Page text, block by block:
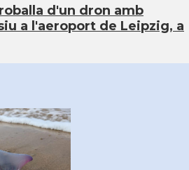
d'un dron amb
a l'aeroport de Leipzig, a